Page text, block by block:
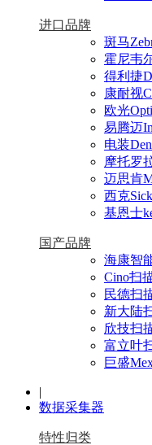
进口品牌
斑马
霍尼韦
得利捷
康耐视
欧光
易腾迈
电装
摩托罗
迈思肯
西克
基恩士
国产品牌
海康智
Cino扫
民德扫
新大陆
欣技扫
富立叶
巨盛
|
数据采集器
特性归类